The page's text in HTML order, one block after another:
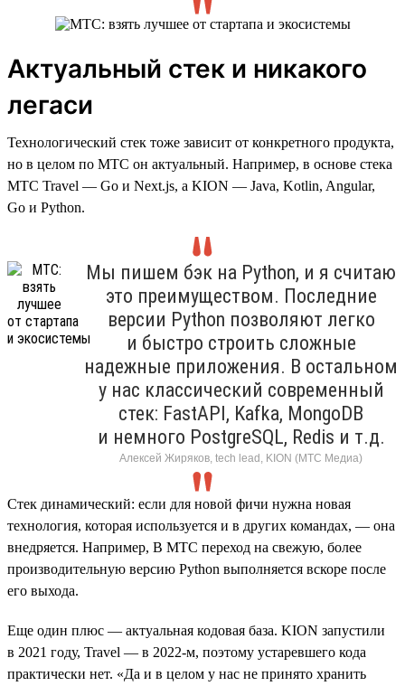
Актуальный стек и никакого
легаси
Технологический стек тоже зависит от конкретного продукта,
но в целом по МТС он актуальный. Например, в основе стека
МТС Travel — Go и Next.js, а KION — Java, Kotlin, Angular,
Go и Python.
Мы пишем бэк на Python, и я считаю
это преимуществом. Последние
версии Python позволяют легко
и быстро строить сложные
надежные приложения. В остальном
у нас классический современный
стек: FastAPI, Kafka, MongoDB
и немного PostgreSQL, Redis и т.д.
Алексей Жиряков, tech lead, KION (МТС Медиа)
Стек динамический: если для новой фичи нужна новая
технология, которая используется и в других командах, — она
внедряется. Например, В МТС переход на свежую, более
производительную версию Python выполняется вскоре после
его выхода.
Еще один плюс — актуальная кодовая база. KION запустили
в 2021 году, Travel — в 2022-м, поэтому устаревшего кода
практически нет. «Да и в целом у нас не принято хранить